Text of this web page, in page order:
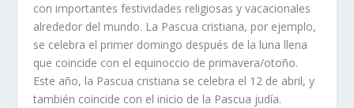
con importantes festividades religiosas y vacacionales
alrededor del mundo. La Pascua cristiana, por ejemplo,
se celebra el primer domingo después de la luna llena
que coincide con el equinoccio de primavera/otoño.
Este año, la Pascua cristiana se celebra el 12 de abril, y
también coincide con el inicio de la Pascua judía.